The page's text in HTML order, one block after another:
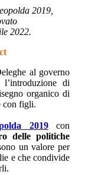
2019,
2022.
al governo
l’introduzione di
organico di
con figli.
2019con
delle politiche
un valore per
e che condivide